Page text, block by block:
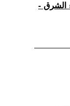
الشرق -